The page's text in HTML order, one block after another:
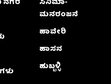
ನಗರ
ಸಿನಿಮಾ-
ಮನರಂಜನೆ
ಹಾವೇರಿ
ಹಾಸನ
ಹುಬ್ಬಳ್ಳಿ